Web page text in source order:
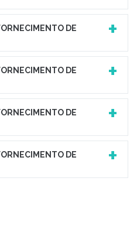
DE
DE
DE
DE